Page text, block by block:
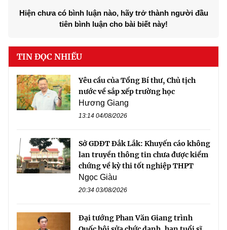
Hiện chưa có bình luận nào, hãy trở thành người đầu
tiên bình luận cho bài biết này!
TIN ĐỌC NHIỀU
Yêu cầu của Tổng Bí thư, Chủ tịch
nước về sắp xếp trường học
Hương Giang
13:14 04/08/2026
Sở GDĐT Đắk Lắk: Khuyến cáo không
lan truyền thông tin chưa được kiểm
chứng về kỳ thi tốt nghiệp THPT
Ngọc Giàu
20:34 03/08/2026
Đại tướng Phan Văn Giang trình